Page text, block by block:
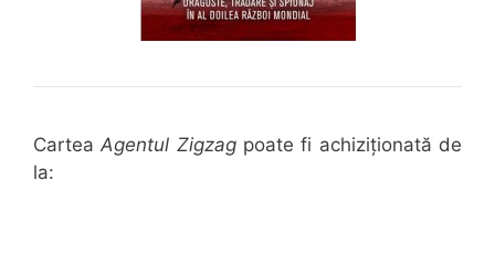
CarteaAgentul Zigzagpoate fi achiziționată de
la: